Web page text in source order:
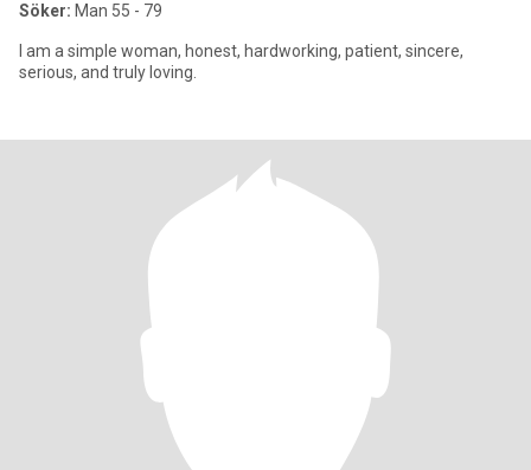
Söker: Man 55 - 79
I am a simple woman, honest, hardworking, patient, sincere,
serious, and truly loving.